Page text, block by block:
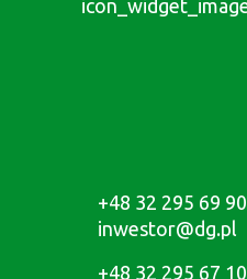
+48 32 295 69 90
inwestor@dg.pl
+48 32 295 67 10